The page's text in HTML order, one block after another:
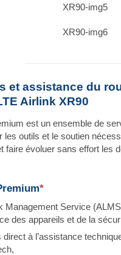
et assistance du
Airlink XR90
est un ensemble de
les outils et le soutien
faire évoluer sans effort les
*
Management Service
des appareils et de la
direct à l’assistance